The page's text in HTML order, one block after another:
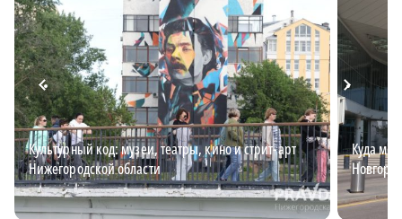
Культурный код: музеи, театры, кино и стрит-арт
Нижегородской области
Куда